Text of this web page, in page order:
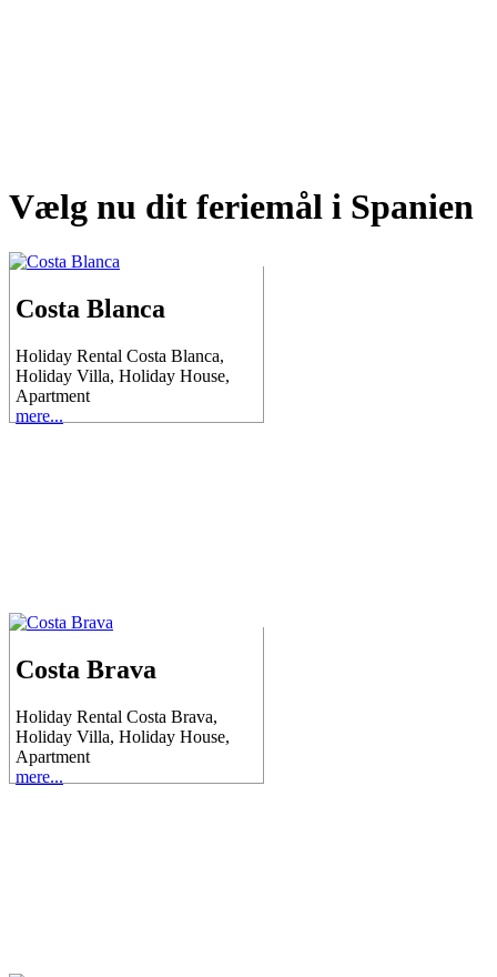
Vælg nu dit feriemål i Spanien
Costa Blanca
Holiday Rental Costa Blanca,
Holiday Villa, Holiday House,
Apartment
mere...
Costa Brava
Holiday Rental Costa Brava,
Holiday Villa, Holiday House,
Apartment
mere...